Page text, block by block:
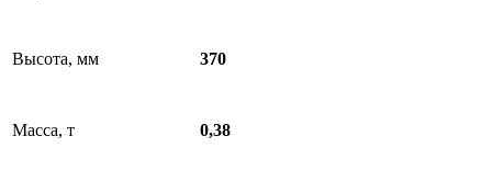
Высота, мм 370
Масса, т 0,38